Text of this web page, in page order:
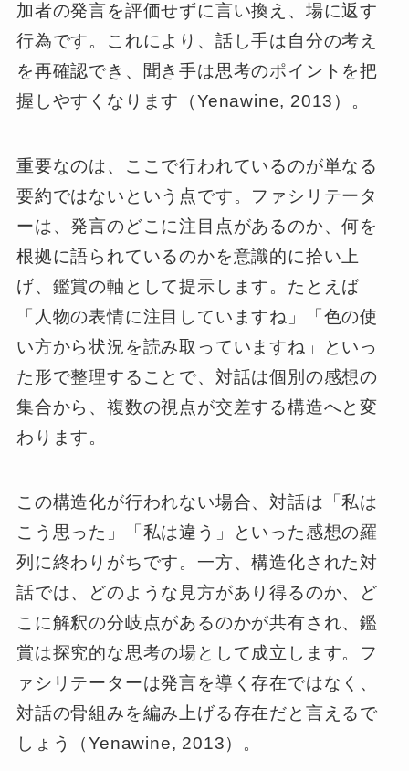
加者の発言を評価せずに言い換え、場に返す
行為です。これにより、話し手は自分の考え
を再確認でき、聞き手は思考のポイントを把
握しやすくなります（Yenawine, 2013）。
重要なのは、ここで行われているのが単なる
要約ではないという点です。ファシリテータ
ーは、発言のどこに注目点があるのか、何を
根拠に語られているのかを意識的に拾い上
げ、鑑賞の軸として提示します。たとえば
「人物の表情に注目していますね」「色の使
い方から状況を読み取っていますね」といっ
た形で整理することで、対話は個別の感想の
集合から、複数の視点が交差する構造へと変
わります。
この構造化が行われない場合、対話は「私は
こう思った」「私は違う」といった感想の羅
列に終わりがちです。一方、構造化された対
話では、どのような見方があり得るのか、ど
こに解釈の分岐点があるのかが共有され、鑑
賞は探究的な思考の場として成立します。フ
ァシリテーターは発言を導く存在ではなく、
対話の骨組みを編み上げる存在だと言えるで
しょう（Yenawine, 2013）。